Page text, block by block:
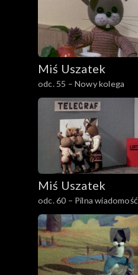
Miś Uszatek
odc. 55 – Nowy kolega
Miś Uszatek
odc. 60 – Pilna wiadomość